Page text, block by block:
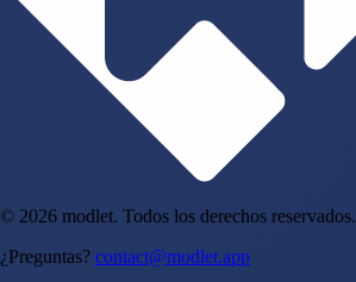
© 2026 modlet. Todos los derechos reservados.
¿Preguntas? contact@modlet.app